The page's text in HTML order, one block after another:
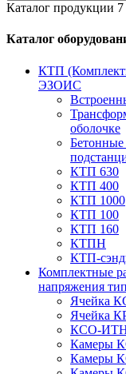
Каталог продукции 7
Каталог
КТП
ЭЗОИС
оболочке
КТП 630
КТП 400
КТП 1000
КТП 100
КТП 160
КТПН
КТП-
Комплектные
напряжения
Ячейка
Ячейка
КСО-ИТН
Камеры
Камеры